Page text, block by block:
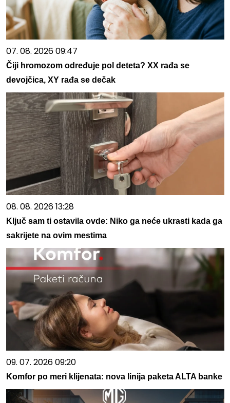
07. 08. 2026 09:47
Čiji hromozom određuje pol deteta? XX rađa se
devojčica, XY rađa se dečak
08. 08. 2026 13:28
Ključ sam ti ostavila ovde: Niko ga neće ukrasti kada ga
sakrijete na ovim mestima
09. 07. 2026 09:20
Komfor po meri klijenata: nova linija paketa ALTA banke